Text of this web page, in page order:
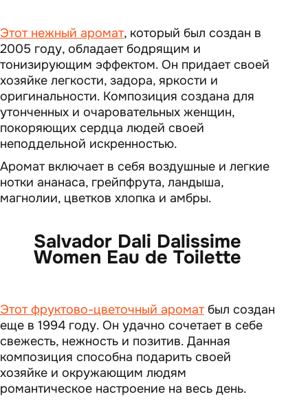
Этот нежный аромат, который был создан в
2005 году, обладает бодрящим и
тонизирующим эффектом. Он придает своей
хозяйке легкости, задора, яркости и
оригинальности. Композиция создана для
утонченных и очаровательных женщин,
покоряющих сердца людей своей
неподдельной искренностью.
Аромат включает в себя воздушные и легкие
нотки ананаса, грейпфрута, ландыша,
магнолии, цветков хлопка и амбры.
Salvador Dali Dalissime
Women Eau de Toilette
Этот фруктово-цветочный ароматбыл создан
еще в 1994 году. Он удачно сочетает в себе
свежесть, нежность и позитив. Данная
композиция способна подарить своей
хозяйке и окружающим людям
романтическое настроение на весь день.